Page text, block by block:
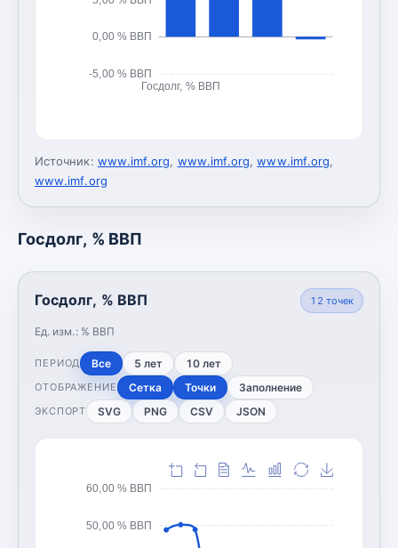
-5,00 % ВВП
0,00 % ВВП
Госдолг, % ВВП
Источник: www.imf.org, www.imf.org,www.imf.org,
www.imf.org
Госдолг, % ВВП
Госдолг, % ВВП
Ед. изм.: % ВВП
12 точек
ПЕРИОД Все 5 лет 10 лет
ОТОБРАЖЕНИЕ Сетка Точки Заполнение
ЭКСПОРТ SVG PNG CSV JSON
50,00 % ВВП
60,00 % ВВП